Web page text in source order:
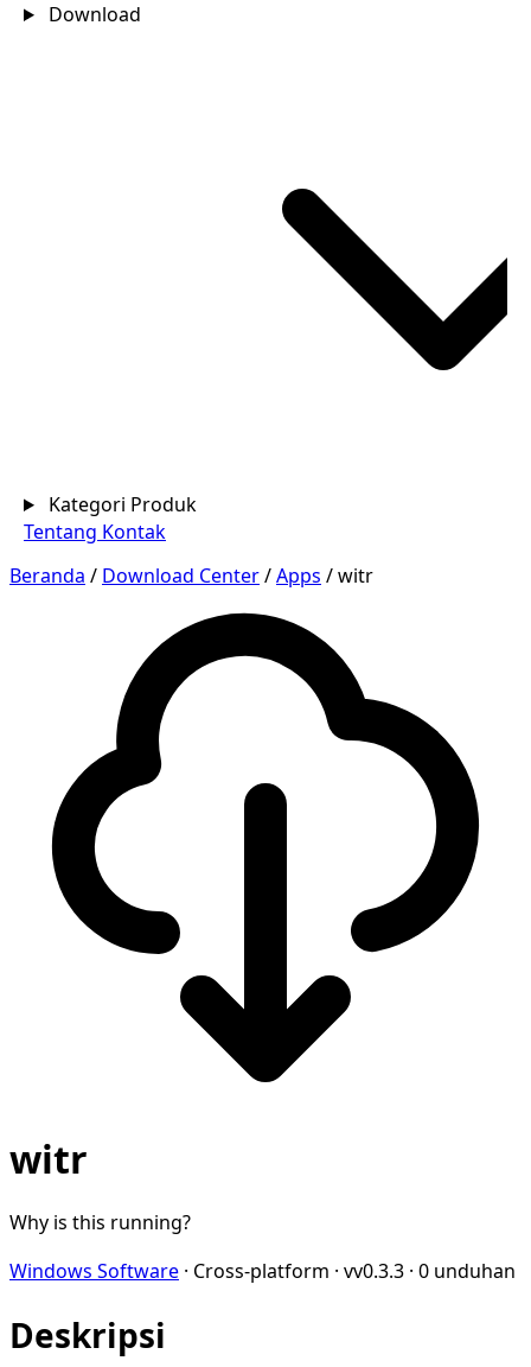
Download
Kategori Produk
Tentang Kontak
Beranda / Download Center/Apps /witr
witr
Why is this running?
Windows Software · Cross-platform · vv0.3.3 · 0 unduhan
Deskripsi